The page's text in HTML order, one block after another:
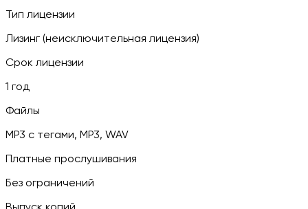
Тип лицензии
Лизинг (неисключительная лицензия)
Срок лицензии
1 год
Файлы
MP3 c тегами, MP3, WAV
Платные прослушивания
Без ограничений